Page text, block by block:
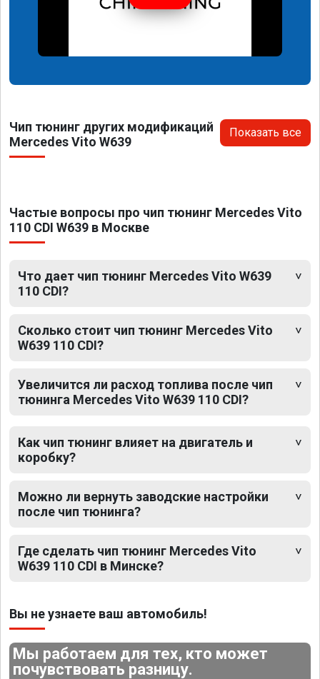
Чип тюнинг других модификаций
Mercedes Vito W639
Показать все
Частые вопросы про чип тюнинг Mercedes Vito
110 CDI W639 в Москве
Что дает чип тюнинг Mercedes Vito W639
110 CDI?
Сколько стоит чип тюнинг Mercedes Vito
W639 110 CDI?
Увеличится ли расход топлива после чип
тюнинга Mercedes Vito W639 110 CDI?
Как чип тюнинг влияет на двигатель и
коробку?
Можно ли вернуть заводские настройки
после чип тюнинга?
Где сделать чип тюнинг Mercedes Vito
W639 110 CDI в Минске?
Вы не узнаете ваш автомобиль!
Мы работаем для тех, кто может
почувствовать разницу.